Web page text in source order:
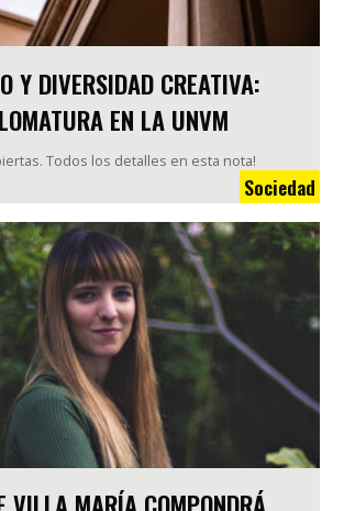
Y DIVERSIDAD CREATIVA:
EN LA UNVM
Todos los detalles en esta nota!
Sociedad
VILLA MARÍA COMPONDRÁ